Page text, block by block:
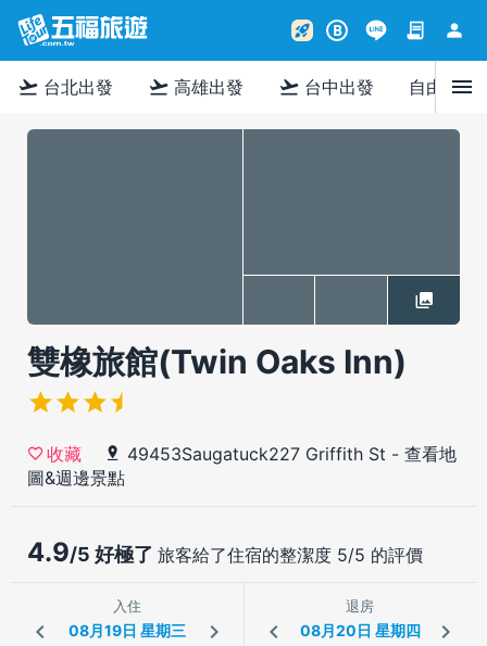
rocket_launch B contract person
flight_takeoff 台北出發 flight_takeoff 高雄出發 flight_takeoff 台中出發 自由行menu
雙橡旅館(Twin Oaks Inn)
收藏 49453Saugatuck227 Griffith St - 查看地
圖&週邊景點
4.9/5 好極了 旅客給了住宿的整潔度 5/5 的評價
入住 退房